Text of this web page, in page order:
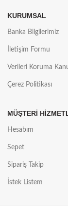
KURUMSAL
Banka Bilgilerimiz
İletişim Formu
Verileri Koruma
Çerez Politikası
MÜŞTERİ
Hesabım
Sepet
Sipariş Takip
İstek Listem